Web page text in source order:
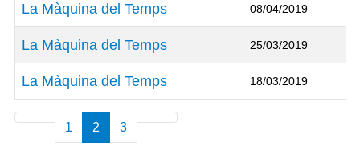
Articles
La Màquina del Temps 08/04/2019
La Màquina del Temps 25/03/2019
La Màquina del Temps 18/03/2019
1 2 3